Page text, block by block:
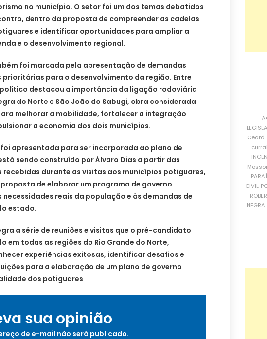
no município. O setor foi um dos temas debatidos
dentro da proposta de compreender as cadeias
e identificar oportunidades para ampliar a
e o desenvolvimento regional.
foi marcada pela apresentação de demandas
prioritárias para o desenvolvimento da região. Entre
destacou a importância da ligação rodoviária
do Norte e São João do Sabugi, obra considerada
melhorar a mobilidade, fortalecer a integração
a economia dos dois municípios.
apresentada para ser incorporada ao plano de
sendo construído por Álvaro Dias a partir das
recebidas durante as visitas aos municípios potiguares,
de elaborar um programa de governo
reais da população e às demandas de
estado.
a série de reuniões e visitas que o pré-candidato
em todas as regiões do Rio Grande do Norte,
experiências exitosas, identificar desafios e
para a elaboração de um plano de governo
dos potiguares
sua opinião
de e-mail não será publicado.
Ceará
CIVIL
NEGRA